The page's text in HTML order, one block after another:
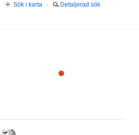
Sök i karta ·
Detaljerad sök